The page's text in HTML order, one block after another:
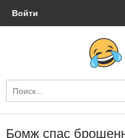
Войти
Бомж спас